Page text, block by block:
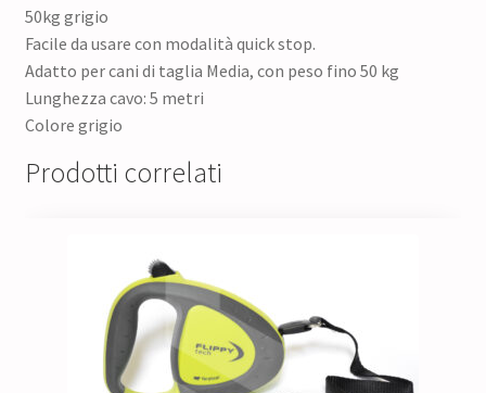
50kg grigio
Facile da usare con modalità quick stop.
Adatto per cani di taglia Media, con peso fino 50 kg
Lunghezza cavo: 5 metri
Colore grigio
Prodotti correlati